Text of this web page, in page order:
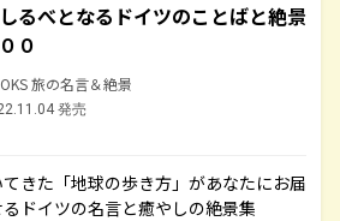
るべとなるドイツのことばと絶景
０
旅の名言＆絶景
発売
きた「地球の歩き方」があなたにお届
ドイツの名言と癒やしの絶景集